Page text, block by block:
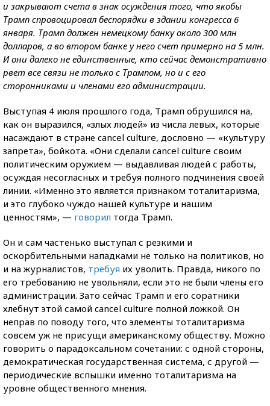
и закрывают счета в знак осуждения того, что якобы
Трамп спровоцировал беспорядки в здании конгресса 6
января. Трамп должен немецкому банку около 300 млн
долларов, а во втором банке у него счет примерно на 5 млн.
И они далеко не единственные, кто сейчас демонстративно
рвет все связи не только с Трампом, но и с его
сторонниками и членами его администрации.
Выступая 4 июля прошлого года, Трамп обрушился на,
как он выразился, «злых людей» из числа левых, которые
насаждают в стране cancel culture, дословно — «культуру
запрета», бойкота. «Они сделали cancel culture своим
политическим оружием — выдавливая людей с работы,
осуждая несогласных и требуя полного подчинения своей
линии. «Именно это является признаком тоталитаризма,
и это глубоко чуждо нашей культуре и нашим
ценностям», — говорил тогда Трамп.
Он и сам частенько выступал с резкими и
оскорбительными нападками не только на политиков, но
и на журналистов, требуя их уволить. Правда, никого по
его требованию не увольняли, если это не были члены его
администрации. Зато сейчас Трамп и его соратники
хлебнут этой самой cancel culture полной ложкой. Он
неправ по поводу того, что элементы тоталитаризма
совсем уж не присущи американскому обществу. Можно
говорить о парадоксальном сочетании: с одной стороны,
демократическая государственная система, с другой —
периодические вспышки именно тоталитаризма на
уровне общественного мнения.